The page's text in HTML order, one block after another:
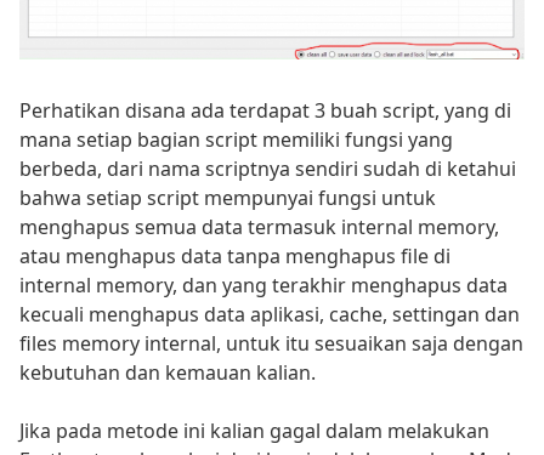
Perhatikan disana ada terdapat 3 buah script, yang di
mana setiap bagian script memiliki fungsi yang
berbeda, dari nama scriptnya sendiri sudah di ketahui
bahwa setiap script mempunyai fungsi untuk
menghapus semua data termasuk internal memory,
atau menghapus data tanpa menghapus file di
internal memory, dan yang terakhir menghapus data
kecuali menghapus data aplikasi, cache, settingan dan
files memory internal, untuk itu sesuaikan saja dengan
kebutuhan dan kemauan kalian.
Jika pada metode ini kalian gagal dalam melakukan